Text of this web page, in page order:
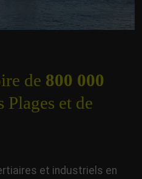
de 800 000
Plages et de
et industriels en